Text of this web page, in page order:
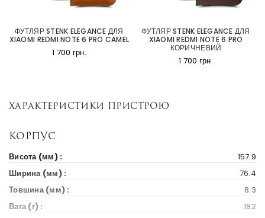
ФУТЛЯР STENK ELEGANCE ДЛЯ
XIAOMI REDMI NOTE 6 PRO CAMEL
1 700 грн.
ФУТЛЯР STENK ELEGANCE ДЛЯ
XIAOMI REDMI NOTE 6 PRO
КОРИЧНЕВИЙ
1 700 грн.
Характеристики пристрою
Корпус
Висота (мм) :
157.9
Ширина (мм) :
76.4
Товшина (мм) :
8.3
Вага (г) :
182